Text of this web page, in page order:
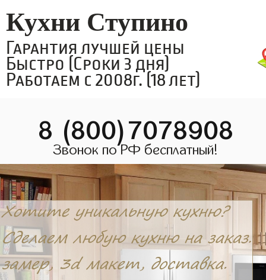
Кухни Ступино
Гарантия лучшей цены
Быстро (Сроки 3 дня)
Работаем с 2008г. (18 лет)
8 (800)7078908
Звонок по РФ бесплатный!